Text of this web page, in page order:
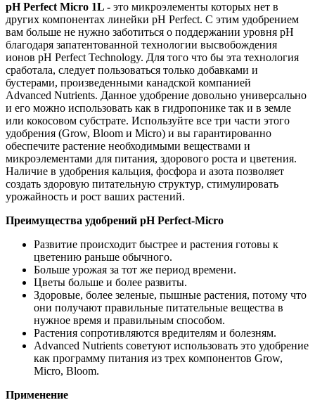
pH Perfect Micro 1L - это микроэлементы которых нет в
других компонентах линейки pH Perfect. С этим удобрением
вам больше не нужно заботиться о поддержании уровня pH
благодаря запатентованной технологии высвобождения
ионов pH Perfect Technology. Для того что бы эта технология
сработала, следует пользоваться только добавками и
бустерами, произведенными канадской компанией
Advanced Nutrients. Данное удобрение довольно универсально
и его можно использовать как в гидропонике так и в земле
или кокосовом субстрате. Используйте все три части этого
удобрения (Grow, Bloom и Micro) и вы гарантированно
обеспечите растение необходимыми веществами и
микроэлементами для питания, здорового роста и цветения.
Наличие в удобрения кальция, фосфора и азота позволяет
создать здоровую питательную структур, стимулировать
урожайность и рост ваших растений.
Преимущества удобрений pH Perfect-Micro
Развитие происходит быстрее и растения готовы к
цветению раньше обычного.
Больше урожая за тот же период времени.
Цветы больше и более развиты.
Здоровые, более зеленые, пышные растения, потому что
они получают правильные питательные вещества в
нужное время и правильным способом.
Растения сопротивляются вредителям и болезням.
Advanced Nutrients советуют использовать это удобрение
как программу питания из трех компонентов Grow,
Micro, Bloom.
Применение